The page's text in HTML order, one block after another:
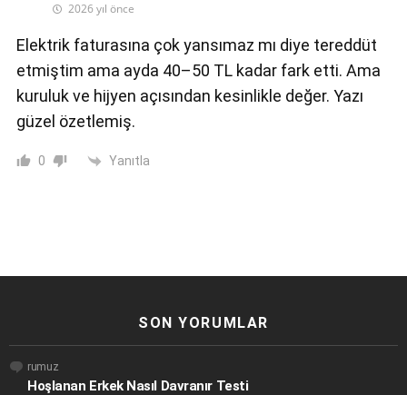
2026 yıl önce
Elektrik faturasına çok yansımaz mı diye tereddüt
etmiştim ama ayda 40–50 TL kadar fark etti. Ama
kuruluk ve hijyen açısından kesinlikle değer. Yazı
güzel özetlemiş.
0 Yanıtla
SON YORUMLAR
rumuz
Hoşlanan Erkek Nasıl Davranır Testi